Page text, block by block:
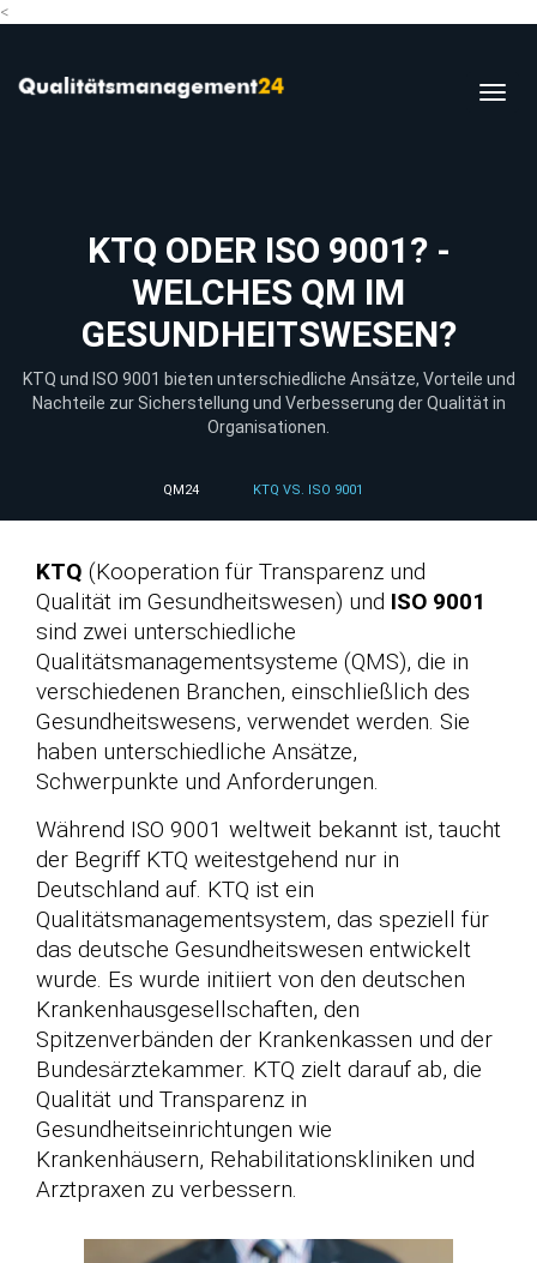
<
KTQ ODER ISO 9001? -
WELCHES QM IM
GESUNDHEITSWESEN?
KTQ und ISO 9001 bieten unterschiedliche Ansätze, Vorteile und
Nachteile zur Sicherstellung und Verbesserung der Qualität in
Organisationen.
QM24 KTQ VS. ISO 9001
KTQ (Kooperation für Transparenz und
Qualität im Gesundheitswesen) und ISO 9001
sind zwei unterschiedliche
Qualitätsmanagementsysteme (QMS), die in
verschiedenen Branchen, einschließlich des
Gesundheitswesens, verwendet werden. Sie
haben unterschiedliche Ansätze,
Schwerpunkte und Anforderungen.
Während ISO 9001 weltweit bekannt ist, taucht
der Begriff KTQ weitestgehend nur in
Deutschland auf. KTQ ist ein
Qualitätsmanagementsystem, das speziell für
das deutsche Gesundheitswesen entwickelt
wurde. Es wurde initiiert von den deutschen
Krankenhausgesellschaften, den
Spitzenverbänden der Krankenkassen und der
Bundesärztekammer. KTQ zielt darauf ab, die
Qualität und Transparenz in
Gesundheitseinrichtungen wie
Krankenhäusern, Rehabilitationskliniken und
Arztpraxen zu verbessern.